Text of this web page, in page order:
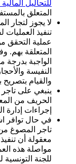
للتحاليل المالية عدد 3 لسنة 2017 المؤرخ
المتعلق
لا يجوز لتجار
تنفيذ العمليات
عملية التحقق
المتعلقة بهم.
الواجبة
النفيسة
والقيام
ينبغي على
الحريف من
إجراءات إدارة
في حال توافر
تاجر المصوغ من
معقولة أن
مواصلة هذه
للجنة التونسية